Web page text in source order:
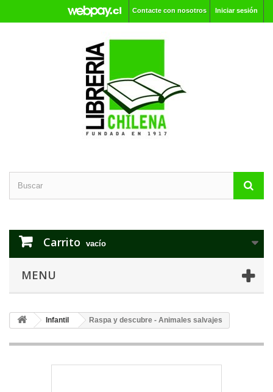
Iniciar sesión
Contacte con nosotros
Carrito vacío
MENU
Infantil Raspa y descubre - Animales salvajes